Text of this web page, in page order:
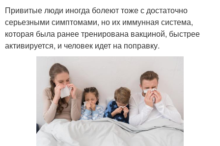
Привитые люди иногда болеют тоже с достаточно
серьезными симптомами, но их иммунная система,
которая была ранее тренирована вакциной, быстрее
активируется, и человек идет на поправку.